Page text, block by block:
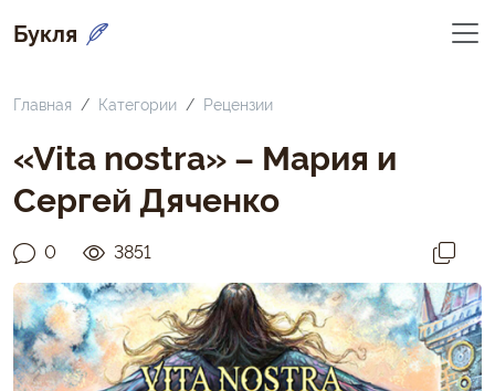
Букля
Главная Категории Рецензии
«Vita nostra» – Мария и
Сергей Дяченко
0 3851